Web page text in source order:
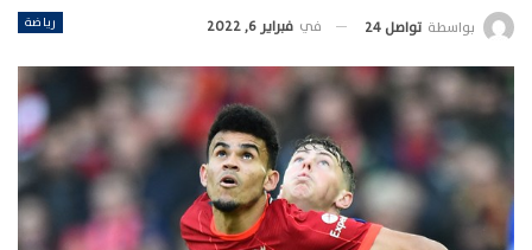
رياضة بواسطة تواصل 24 في فبراير 6, 2022